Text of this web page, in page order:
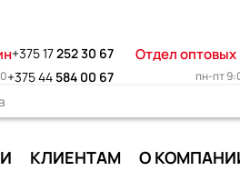
+375 17252 30 67 Отдел
+375 44 584 00 67 пн-пт
КЛИЕНТАМ О